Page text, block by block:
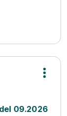
09.2026